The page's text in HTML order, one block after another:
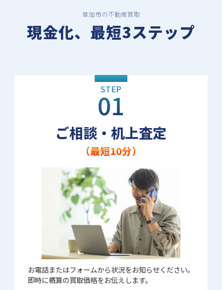
草加市の不動産買取
現金化、最短3ステップ
STEP
01
ご相談・机上査定
（最短10分）
お電話またはフォームから状況をお知らせください。
即時に概算の買取価格をお伝えします。